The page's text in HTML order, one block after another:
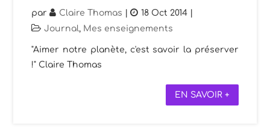
par Claire Thomas | 18 Oct 2014
Journal, Mes enseignements
"Aimer notre planète, c'est savoir la préserver
!" Claire Thomas
EN SAVOIR +